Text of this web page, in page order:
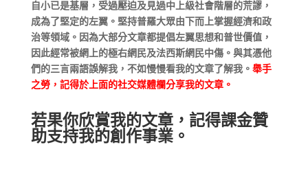
自小已是基層，受過壓迫及見過中上級社會階層的荒謬，
成為了堅定的左翼。堅持普羅大眾由下而上掌握經濟和政
治等領域。因為大部分文章都提倡左翼思想和普世價值，
因此經常被網上的極右網民及法西斯網民中傷。與其憑他
們的三言兩語誤解我，不如慢慢看我的文章了解我。 舉手
之勞，記得於上面的社交媒體欄分享我的文章。
若果你欣賞我的文章，記得課金贊
助支持我的創作事業。